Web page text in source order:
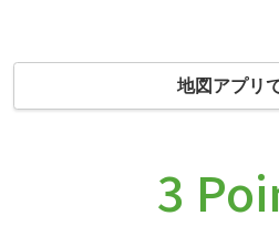
地図アプリ
3